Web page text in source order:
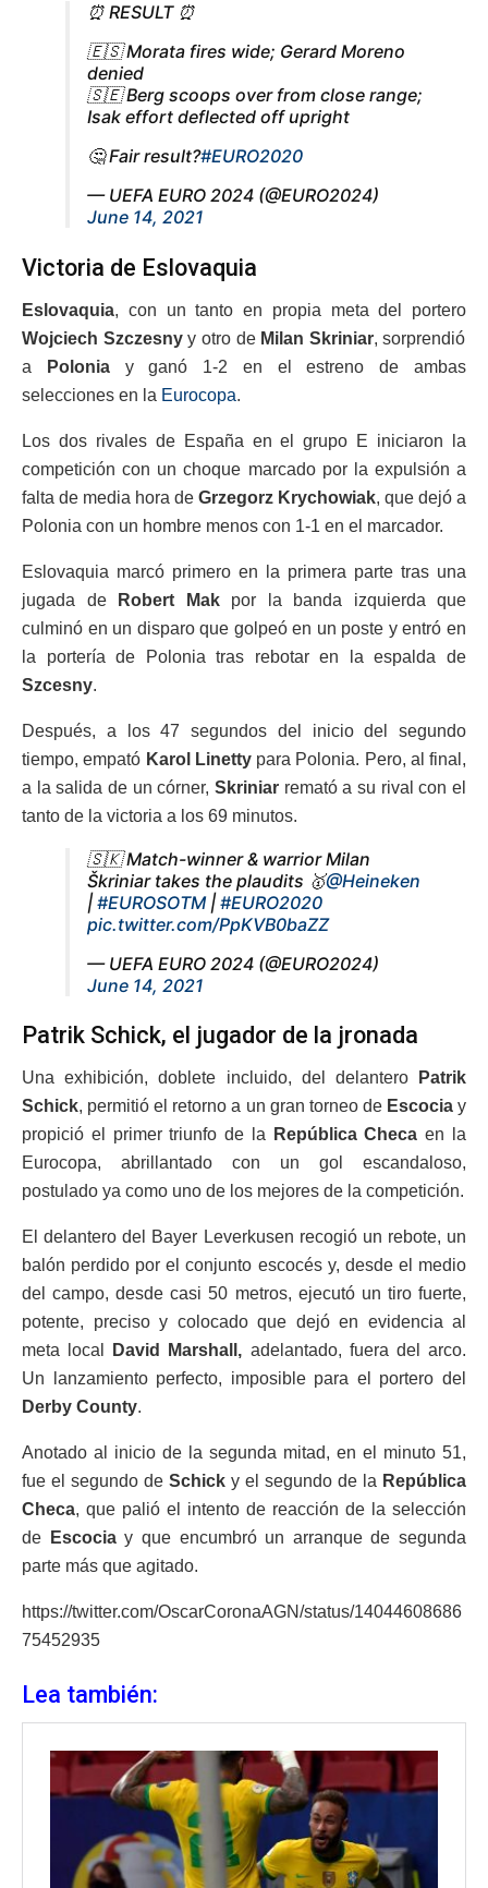
⏰ RESULT ⏰
🇪🇸 Morata fires wide; Gerard Moreno
denied
🇸🇪 Berg scoops over from close range;
Isak effort deflected off upright
🤔 Fair result?#EURO2020
— UEFA EURO 2024 (@EURO2024)
June 14, 2021
Victoria de Eslovaquia
Eslovaquia, con un tanto en propia meta del portero
Wojciech Szczesnyy otro de Milan Skriniar, sorprendió
a
Poloniay ganó 1-2 en el estreno de ambas
selecciones en la Eurocopa.
Los dos rivales de España en el grupo E iniciaron la
competición con un choque marcado por la expulsión a
falta de media hora de Grzegorz Krychowiak, que dejó a
Polonia con un hombre menos con 1-1 en el marcador.
Eslovaquia marcó primero en la primera parte tras una
jugada de
Robert Makpor la banda izquierda que
culminó en un disparo que golpeó en un poste y entró en
la portería de Polonia tras rebotar en la espalda de
Szcesny.
Después, a los 47 segundos del inicio del segundo
tiempo, empató Karol Linettypara Polonia. Pero, al final,
a la salida de un córner, Skriniar remató a su rival con el
tanto de la victoria a los 69 minutos.
🇸🇰 Match-winner & warrior Milan
Škriniar takes the plaudits 🥇@Heineken
| #EUROSOTM| #EURO2020
pic.twitter.com/PpKVB0baZZ
— UEFA EURO 2024 (@EURO2024)
June 14, 2021
Patrik Schick, el jugador de la jronada
Una exhibición, doblete incluido, del delantero
Patrik
Schick, permitió el retorno a un gran torneo de Escociay
propició el primer triunfo de la República Checa en la
Eurocopa, abrillantado con un gol escandaloso,
postulado ya como uno de los mejores de la competición.
El delantero del Bayer Leverkusen recogió un rebote, un
balón perdido por el conjunto escocés y, desde el medio
del campo, desde casi 50 metros, ejecutó un tiro fuerte,
potente, preciso y colocado que dejó en evidencia al
meta local
David Marshall, adelantado, fuera del arco.
Un lanzamiento perfecto, imposible para el portero del
Derby County.
Anotado al inicio de la segunda mitad, en el minuto 51,
fue el segundo de Schick y el segundo de la República
Checa, que palió el intento de reacción de la selección
de
Escociay que encumbró un arranque de segunda
parte más que agitado.
https://twitter.com/OscarCoronaAGN/status/14044608686
75452935
Lea también: